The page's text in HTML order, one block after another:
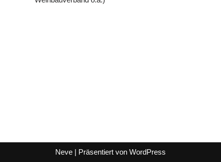
Neve | Präsentiert von WordPress